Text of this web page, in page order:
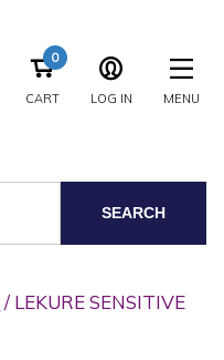
CART
0
LOG IN MENU
SEARCH
/ LEKURE SENSITIVE